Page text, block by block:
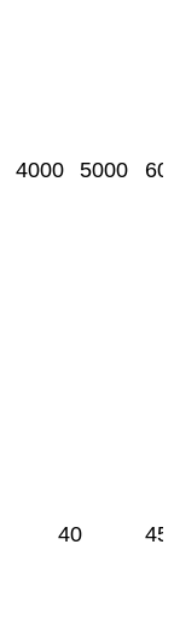
4000 5000
40 45